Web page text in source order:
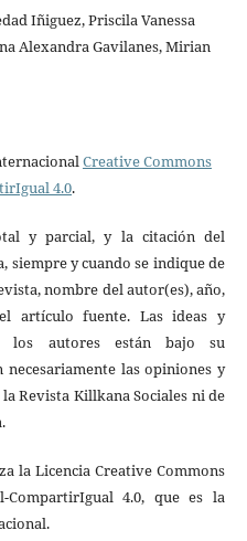
Iñiguez, Priscila Vanessa
Alexandra Gavilanes, Mirian
Creative Commons
4.0.
y parcial, y la citación del
siempre y cuando se indique de
nombre del autor(es), año,
artículo fuente. Las ideas y
los autores están bajo su
las opiniones y
Revista Killkana Sociales ni de
la Licencia Creative Commons
CompartirIgual 4.0, que es la